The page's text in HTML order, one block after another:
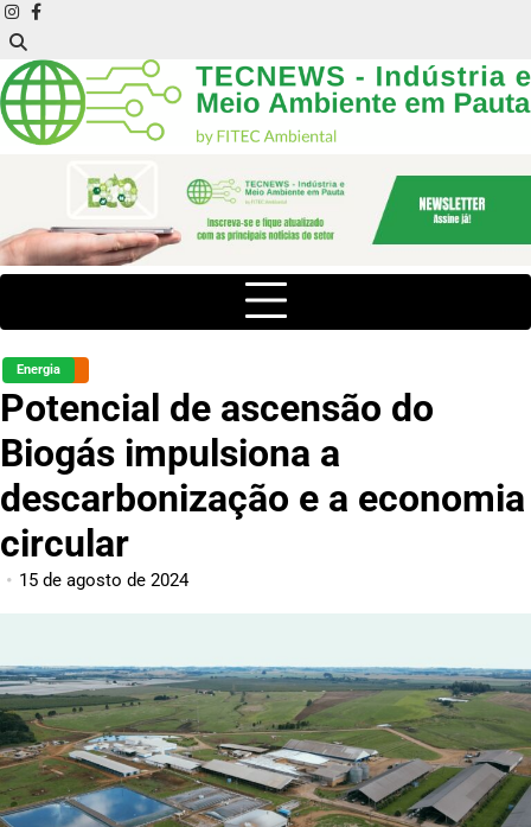
Skip
to
content
instagram
facebook
Energia
Potencial de ascensão do
Biogás impulsiona a
descarbonização e a economia
circular
15 de agosto de 2024